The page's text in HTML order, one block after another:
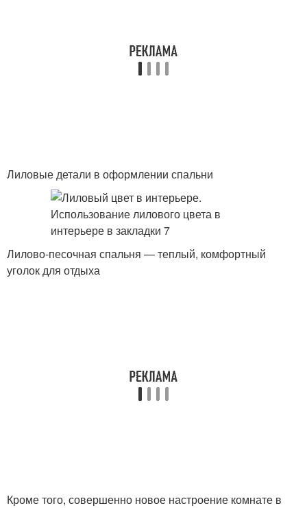
Лиловые детали в оформлении спальни
Лилово-песочная спальня — теплый, комфортный
уголок для отдыха
Кроме того, совершенно новое настроение комнате в